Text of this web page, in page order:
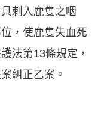
刺入鹿隻之咽
，使鹿隻失血死
法第13條規定，
糾正乙案。